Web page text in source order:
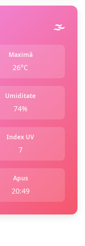
🌫️
Maximă
26°C
Umiditate
74%
Index UV
7
Apus
20:49